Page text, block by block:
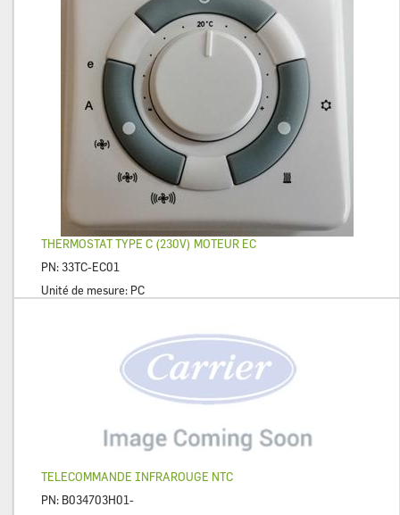
THERMOSTAT TYPE C (230V) MOTEUR EC
PN: 33TC-EC01
Unité de mesure: PC
TELECOMMANDE INFRAROUGE NTC
PN: B034703H01-